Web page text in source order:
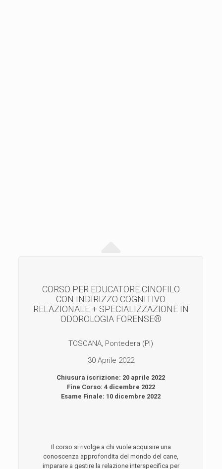
CORSO PER EDUCATORE CINOFILO
CON INDIRIZZO COGNITIVO
RELAZIONALE + SPECIALIZZAZIONE IN
ODOROLOGIA FORENSE®
TOSCANA, Pontedera (PI)
30 Aprile 2022
Chiusura iscrizione: 20 aprile 2022
Fine Corso: 4 dicembre 2022
Esame Finale: 10 dicembre 2022
Il corso si rivolge a chi vuole acquisire una
conoscenza approfondita del mondo del cane,
imparare a gestire la relazione interspecifica per